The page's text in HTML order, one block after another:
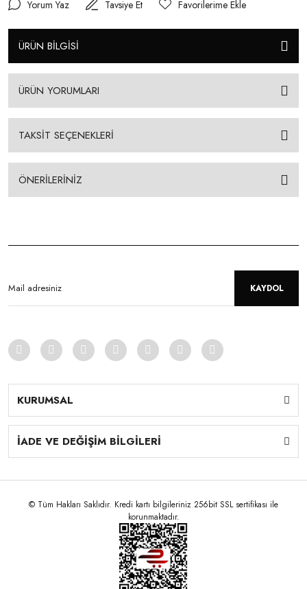
Yorum Yaz Tavsiye Et
ÜRÜN BİLGİSİ
ÜRÜN YORUMLARI
TAKSİT SEÇENEKLERİ
ÖNERİLERİNİZ
KAYDOL
KURUMSAL
İADE VE DEĞİŞİM BİLGİLERİ
© Tüm Hakları Saklıdır. Kredi kartı bilgileriniz 256bit SSL sertifikası ile
korunmaktadır.